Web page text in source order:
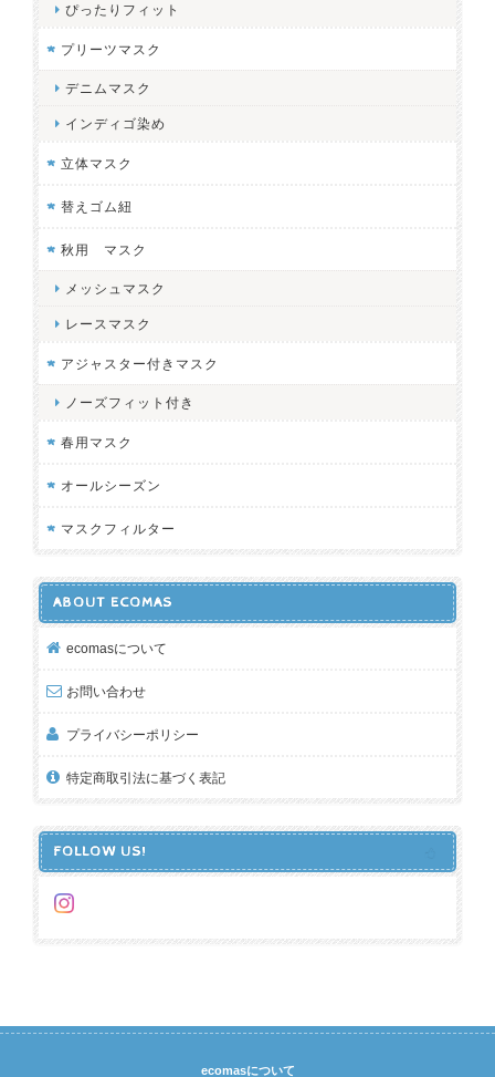
ぴったりフィット
プリーツマスク
デニムマスク
インディゴ染め
立体マスク
替えゴム紐
秋用 マスク
メッシュマスク
レースマスク
アジャスター付きマスク
ノーズフィット付き
春用マスク
オールシーズン
マスクフィルター
ABOUT ECOMAS
ecomasについて
お問い合わせ
プライバシーポリシー
特定商取引法に基づく表記
FOLLOW US!
ecomasについて